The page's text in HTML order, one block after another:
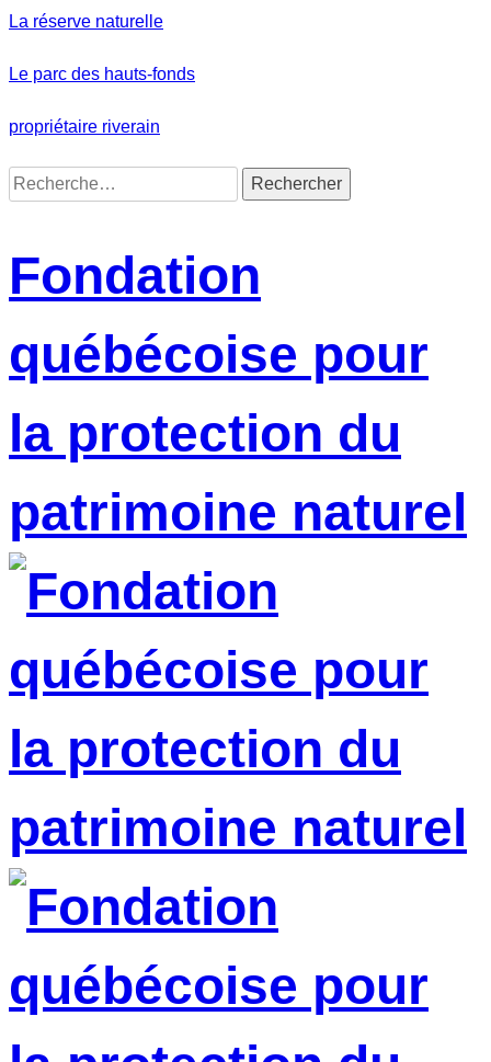
Skip
content
La réserve naturelle
Le parc des hauts-fonds
propriétaire riverain
Rechercher :
Fondation
québécoise pour
la protection du
patrimoine naturel